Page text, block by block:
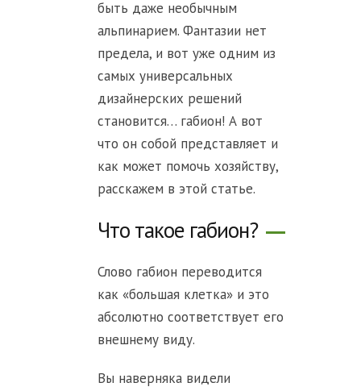
быть даже необычным
альпинарием. Фантазии нет
предела, и вот уже одним из
самых универсальных
дизайнерских решений
становится… габион! А вот
что он собой представляет и
как может помочь хозяйству,
расскажем в этой статье.
Что такое габион?
Слово габион переводится
как «большая клетка» и это
абсолютно соответствует его
внешнему виду.
Вы наверняка видели